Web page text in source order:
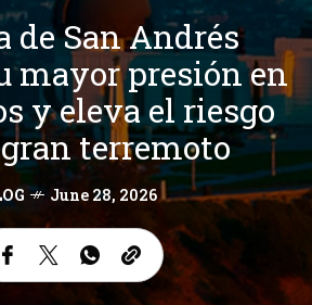
de San Andrés
mayor presión en
y eleva el riesgo
terremoto
June 28, 2026